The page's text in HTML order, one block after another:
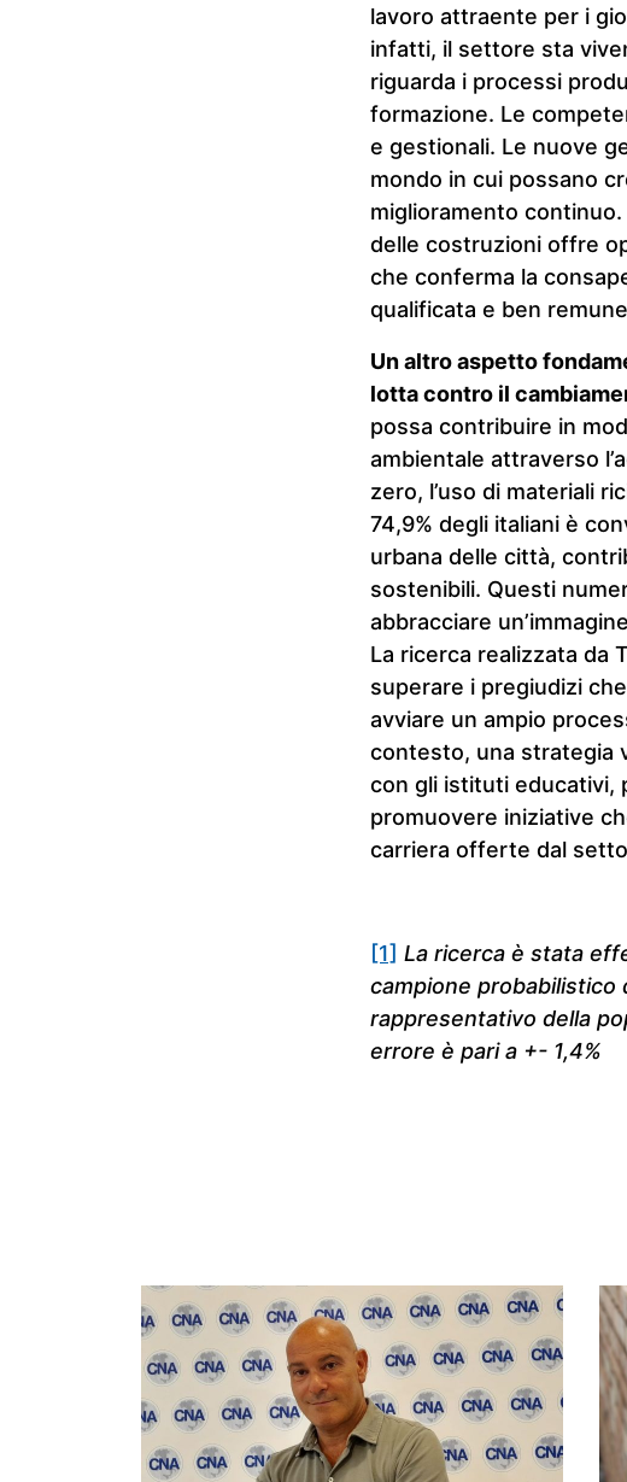
lavoro attraente per i
infatti, il settore sta
riguarda i processi
formazione. Le
e gestionali. Le nuove
mondo in cui possano
miglioramento
delle costruzioni offre
che conferma la
qualificata e ben
Un altro aspetto
lotta contro il
possa contribuire in
ambientale attraverso
zero, l’uso di materiali
74,9% degli italiani è
urbana delle città,
sostenibili. Questi
abbracciare
La ricerca realizzata da
superare i pregiudizi
avviare un ampio
contesto, una strategia
con gli istituti educativi,
promuovere iniziative
carriera offerte dal
[1] La ricerca è stata
campione
rappresentativo della
errore è pari a +- 1,4%